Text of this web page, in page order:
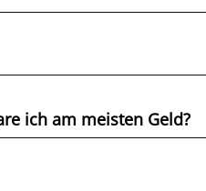
ich am meisten Geld?